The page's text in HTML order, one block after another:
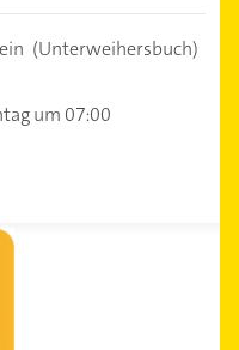
(Unterweihersbuch)
um 07:00